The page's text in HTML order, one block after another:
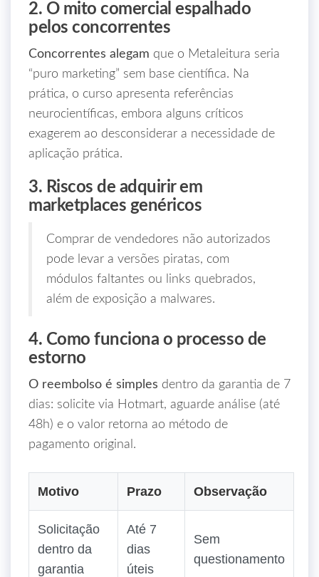
2. O mito comercial espalhado
pelos concorrentes
Concorrentes alegam que o Metaleitura seria
“puro marketing” sem base científica. Na
prática, o curso apresenta referências
neurocientíficas, embora alguns críticos
exagerem ao desconsiderar a necessidade de
aplicação prática.
3. Riscos de adquirir em
marketplaces genéricos
Comprar de vendedores não autorizados
pode levar a versões piratas, com
módulos faltantes ou links quebrados,
além de exposição a malwares.
4. Como funciona o processo de
estorno
O reembolso é simples dentro da garantia de 7
dias: solicite via Hotmart, aguarde análise (até
48h) e o valor retorna ao método de
pagamento original.
Motivo Prazo Observação
Solicitação
dentro da
garantia
Até 7
dias
úteis
Sem
questionamento